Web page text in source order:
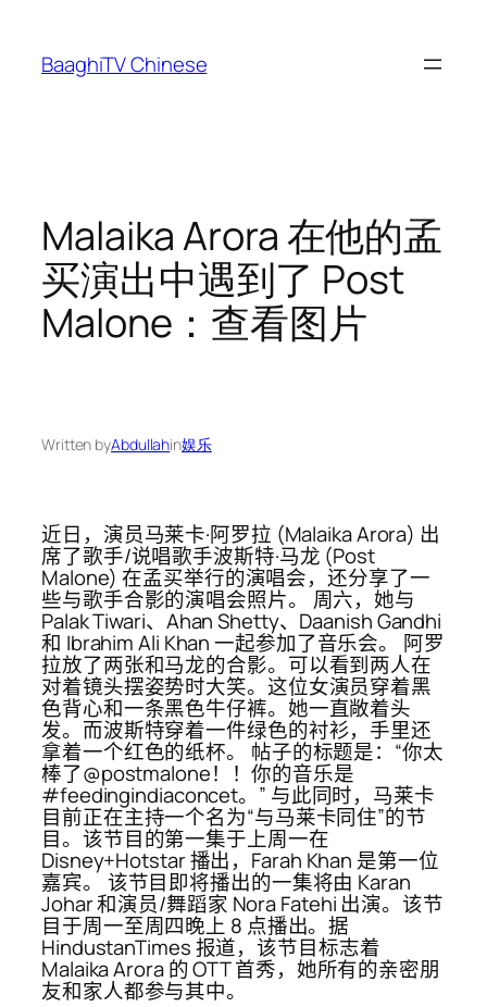
content
BaaghiTV Chinese
Malaika Arora 在他的孟
买演出中遇到了 Post
Malone：查看图片
Written byAbdullahin娱乐
近日，演员马莱卡·阿罗拉 (Malaika Arora) 出
席了歌手/说唱歌手波斯特·马龙 (Post
Malone) 在孟买举行的演唱会，还分享了一
些与歌手合影的演唱会照片。 周六，她与
Palak Tiwari、Ahan Shetty、Daanish Gandhi
和 Ibrahim Ali Khan 一起参加了音乐会。 阿罗
拉放了两张和马龙的合影。可以看到两人在
对着镜头摆姿势时大笑。这位女演员穿着黑
色背心和一条黑色牛仔裤。她一直敞着头
发。而波斯特穿着一件绿色的衬衫，手里还
拿着一个红色的纸杯。 帖子的标题是：“你太
棒了@postmalone！！你的音乐是
#feedingindiaconcet。” 与此同时，马莱卡
目前正在主持一个名为“与马莱卡同住”的节
目。该节目的第一集于上周一在
Disney+Hotstar 播出，Farah Khan 是第一位
嘉宾。 该节目即将播出的一集将由 Karan
Johar 和演员/舞蹈家 Nora Fatehi 出演。该节
目于周一至周四晚上 8 点播出。据
HindustanTimes 报道，该节目标志着
Malaika Arora 的 OTT 首秀，她所有的亲密朋
友和家人都参与其中。